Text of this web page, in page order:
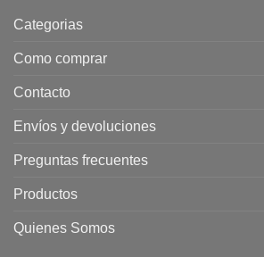
Categorias
Como comprar
Contacto
Envíos y devoluciones
Preguntas frecuentes
Productos
Quienes Somos